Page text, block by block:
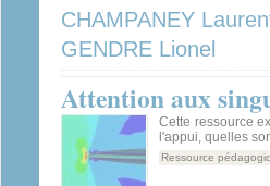
CHAMPANEY
GENDRE Lionel
Attention aux
Cette ressource
l'appui, quelles
Ressource